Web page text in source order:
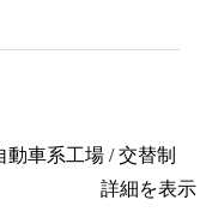
車系工場 / 交替制
詳細を表示